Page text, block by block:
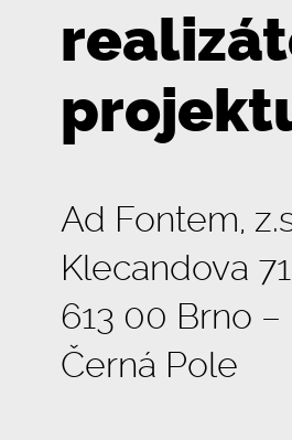
Ad Fontem,
Klecandova
613 00 Brno –
Černá Pole